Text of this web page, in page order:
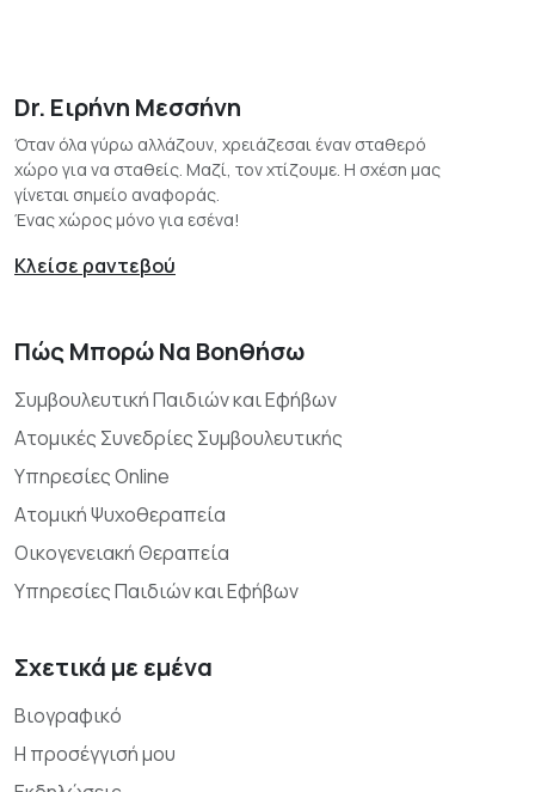
Dr. Ειρήνη Μεσσήνη
Όταν όλα γύρω αλλάζουν, χρειάζεσαι έναν σταθερό
χώρο για να σταθείς. Μαζί, τον χτίζουμε. Η σχέση μας
γίνεται σημείο αναφοράς.
Ένας χώρος μόνο για εσένα!
Κλείσε ραντεβού
Πώς Μπορώ Να Βοηθήσω
Συμβουλευτική Παιδιών και Εφήβων
Ατομικές Συνεδρίες Συμβουλευτικής
Υπηρεσίες Online
Ατομική Ψυχοθεραπεία
Οικογενειακή Θεραπεία
Υπηρεσίες Παιδιών και Εφήβων
Σχετικά με εμένα
Βιογραφικό
Η προσέγγισή μου